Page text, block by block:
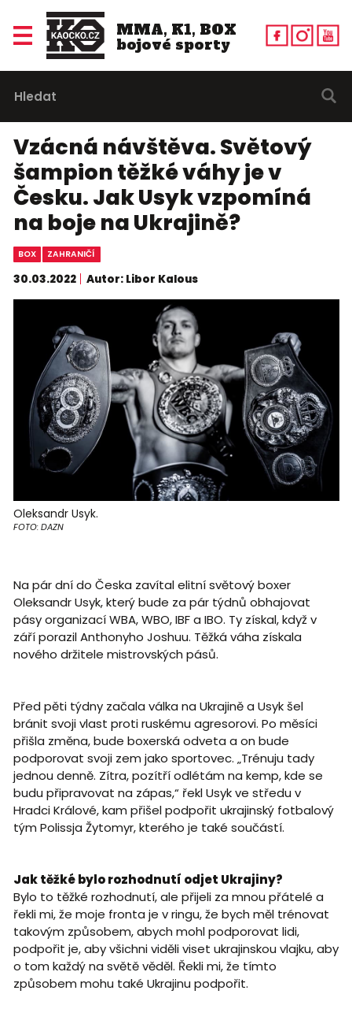
MMA, K1, BOX
bojové sporty
Vzácná návštěva. Světový
šampion těžké váhy je v
Česku. Jak Usyk vzpomíná
na boje na Ukrajině?
BOX ZAHRANIČÍ
30.03.2022 Autor: Libor Kalous
Oleksandr Usyk.
FOTO: DAZN
Na pár dní do Česka zavítal elitní světový boxer
Oleksandr Usyk, který bude za pár týdnů obhajovat
pásy organizací WBA, WBO, IBF a IBO. Ty získal, když v
září porazil Anthonyho Joshuu. Těžká váha získala
nového držitele mistrovských pásů.
Před pěti týdny začala válka na Ukrajině a Usyk šel
bránit svoji vlast proti ruskému agresorovi. Po měsíci
přišla změna, bude boxerská odveta a on bude
podporovat svoji zem jako sportovec. „Trénuju tady
jednou denně. Zítra, pozítří odlétám na kemp, kde se
budu připravovat na zápas,“ řekl Usyk ve středu v
Hradci Králové, kam přišel podpořit ukrajinský fotbalový
tým Polissja Žytomyr, kterého je také součástí.
Jak těžké bylo rozhodnutí odjet Ukrajiny?
Bylo to těžké rozhodnutí, ale přijeli za mnou přátelé a
řekli mi, že moje fronta je v ringu, že bych měl trénovat
takovým způsobem, abych mohl podporovat lidi,
podpořit je, aby všichni viděli viset ukrajinskou vlajku, aby
o tom každý na světě věděl. Řekli mi, že tímto
způsobem mohu také Ukrajinu podpořit.